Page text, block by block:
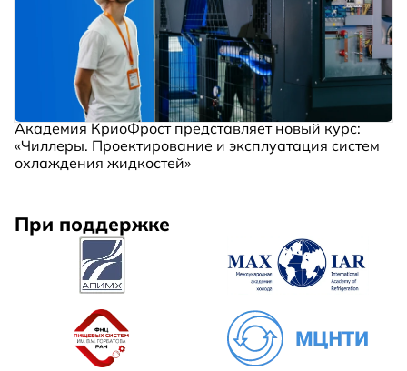
Академия КриоФрост представляет новый курс:
«Чиллеры. Проектирование и эксплуатация систем
охлаждения жидкостей»
При поддержке